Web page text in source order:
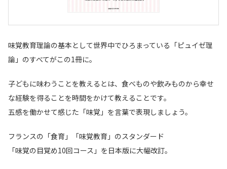
味覚教育理論の基本として世界中でひろまっている「ピュイゼ理
論」のすべてがこの1冊に。
子どもに味わうことを教えるとは、食べものや飲みものから幸せ
な経験を得ることを時間をかけて教えることです。
五感を働かせて感じた「味覚」を言葉で表現しましょう。
フランスの「食育」「味覚教育」のスタンダード
「味覚の目覚め10回コース」を日本版に大幅改訂。